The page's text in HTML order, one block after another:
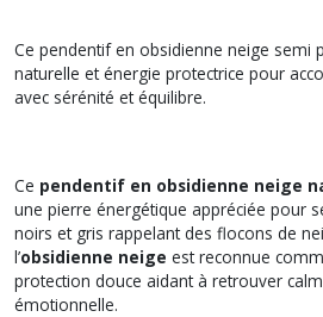
Ce pendentif en obsidienne neige semi
naturelle et énergie protectrice pour
avec sérénité et équilibre.
Ce pendentif en obsidienne neige
une pierre énergétique appréciée pour
noirs et gris rappelant des flocons de
l’obsidienne neige est reconnue
protection douce aidant à retrouver
émotionnelle.